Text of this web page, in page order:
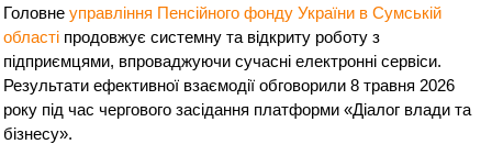
Головнеуправління Пенсійного фонду України в Сумській
області продовжує системну та відкриту роботу з
підприємцями, впроваджуючи сучасні електронні сервіси.
Результати ефективної взаємодії обговорили 8 травня 2026
року під час чергового засідання платформи «Діалог влади та
бізнесу».